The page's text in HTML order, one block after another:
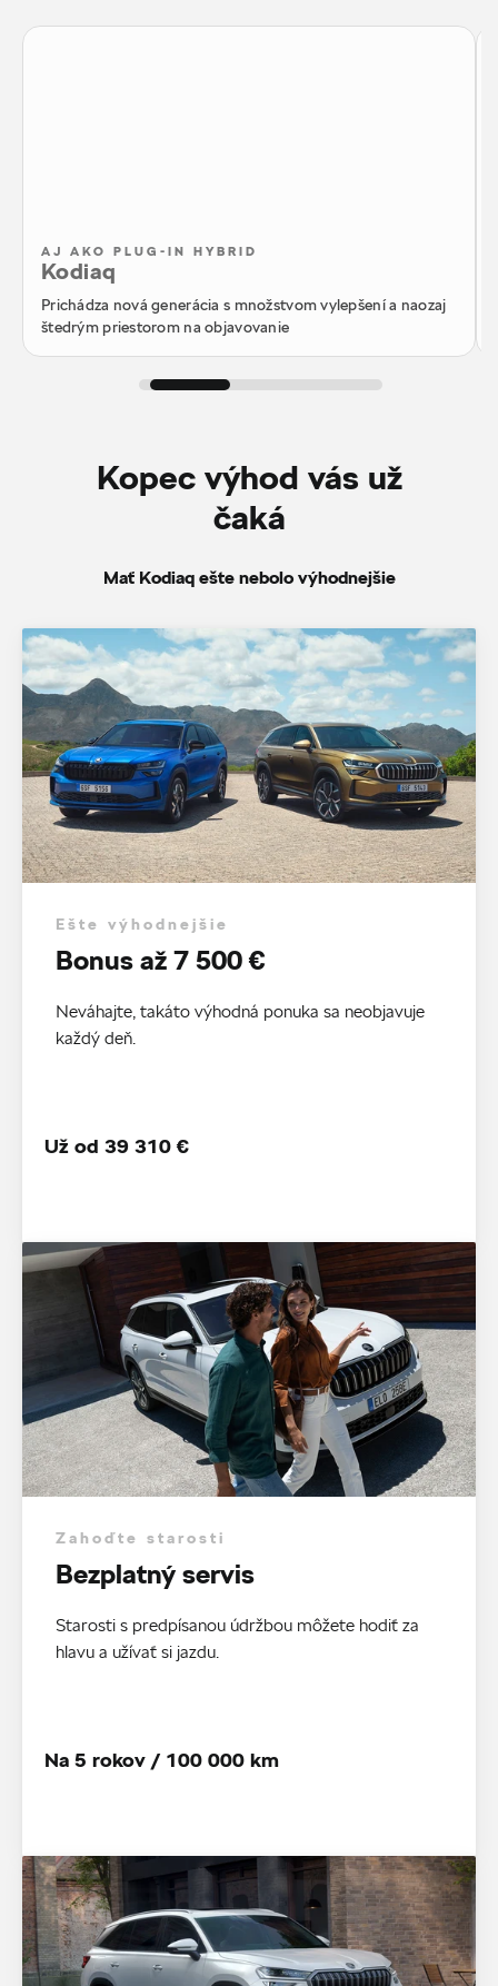
AJ AKO PLUG-IN HYBRID
Kodiaq
Prichádza nová generácia s množstvom vylepšení a naozaj
štedrým priestorom na objavovanie
Kopec výhod vás už
čaká
Mať Kodiaq ešte nebolo výhodnejšie
Ešte výhodnejšie
Bonus až 7 500 €
Neváhajte, takáto výhodná ponuka sa neobjavuje
každý deň.
Už od 39 310 €
Zahoďte starosti
Bezplatný servis
Starosti s predpísanou údržbou môžete hodiť za
hlavu a užívať si jazdu.
Na 5 rokov / 100 000 km